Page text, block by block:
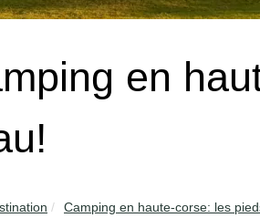
en
Camping en haute-corse: les